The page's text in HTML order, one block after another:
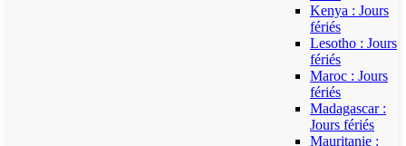
Kenya : Jours
fériés
Lesotho : Jours
fériés
Maroc : Jours
fériés
Madagascar :
Jours fériés
Mauritanie :